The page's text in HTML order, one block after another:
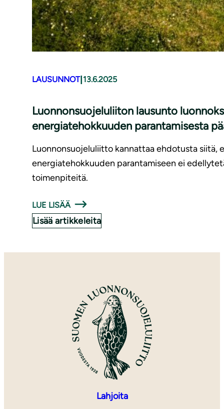
LAUSUNNOT| 13.6.2025
Luonnonsuojeluliiton lausunto
energiatehokkuuden parantamisesta
Luonnonsuojeluliitto kannattaa ehdotusta siitä,
energiatehokkuuden parantamiseen ei
toimenpiteitä.
LUE LISÄÄ
Lisää artikkeleita
Lahjoita